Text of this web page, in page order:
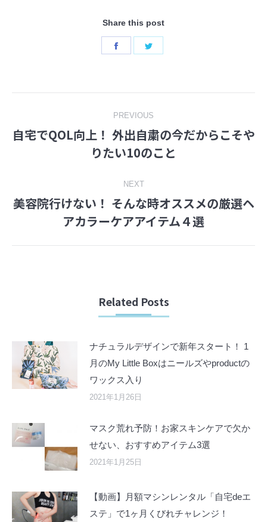
Share this post
Share
navigation
PREVIOUS
Previous
post:
自宅でQOL向上！ 外出自粛の今だからこそや
りたい10のこと
NEXT
Next
post:
美容院行けない！ そんな時オススメの厳選ヘ
アカラーケアアイテム４選
Related Posts
ナチュラルデザインで新年スタート！ 1
月のMy Little Boxはニールズやproductの
ワックス入り
2021年1月26日
マスク荒れ予防！お家スキンケアで欠か
せない、おすすめアイテム3選
2021年1月25日
【動画】月額マシンレンタル「自宅deエ
ステ」で1ヶ月くびれチャレンジ！